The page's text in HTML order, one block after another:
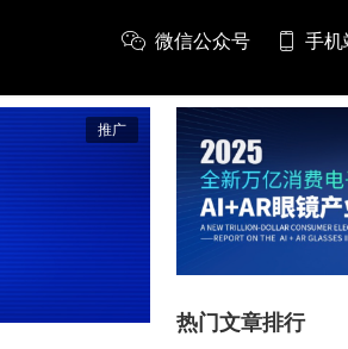
微信公众号 手机
推广
热门文章排行